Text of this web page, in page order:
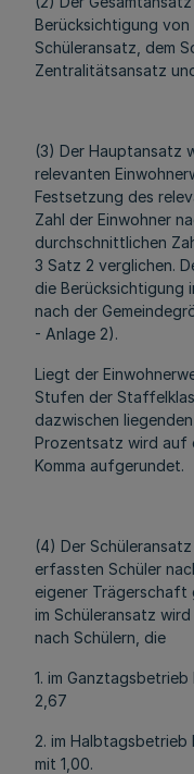
Berücksichtigung von
Schüleransatz, dem
Zentralitätsansatz
(3) Der Hauptansatz
relevanten
Festsetzung des
Zahl der Einwohner
durchschnittlichen
3 Satz 2 verglichen.
die Berücksichtigung
nach der
- Anlage 2).
Liegt der
Stufen der
dazwischen
Prozentsatz wird auf
Komma aufgerundet.
(4) Der
erfassten Schüler
eigener Trägerschaft
im Schüleransatz
nach Schülern, die
1. im
2,67
2. im
mit 1,00.